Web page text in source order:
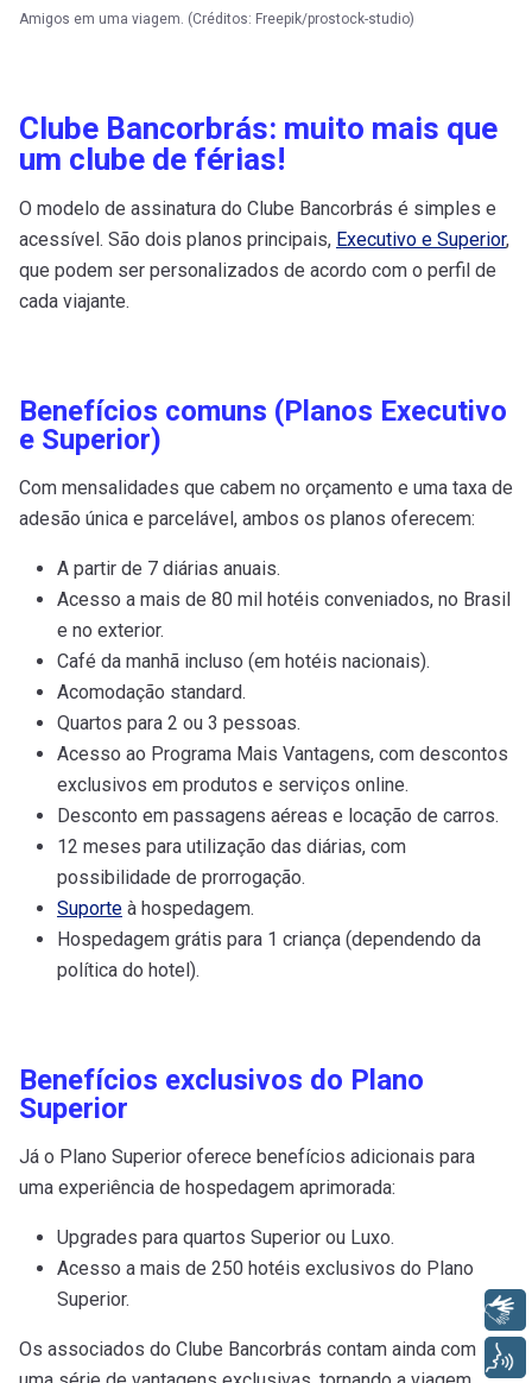
Amigos em uma viagem. (Créditos: Freepik/prostock-studio)
Clube Bancorbrás: muito mais que
um clube de férias!
O modelo de assinatura do Clube Bancorbrás é simples e
acessível. São dois planos principais, Executivo e Superior,
que podem ser personalizados de acordo com o perfil de
cada viajante.
Benefícios comuns (Planos Executivo
e Superior)
Com mensalidades que cabem no orçamento e uma taxa de
adesão única e parcelável, ambos os planos oferecem:
A partir de 7 diárias anuais.
Acesso a mais de 80 mil hotéis conveniados, no Brasil
e no exterior.
Café da manhã incluso (em hotéis nacionais).
Acomodação standard.
Quartos para 2 ou 3 pessoas.
Acesso ao Programa Mais Vantagens, com descontos
exclusivos em produtos e serviços online.
Desconto em passagens aéreas e locação de carros.
12 meses para utilização das diárias, com
possibilidade de prorrogação.
Suporte à hospedagem.
Hospedagem grátis para 1 criança (dependendo da
política do hotel).
Benefícios exclusivos do Plano
Superior
Já o Plano Superior oferece benefícios adicionais para
uma experiência de hospedagem aprimorada:
Upgrades para quartos Superior ou Luxo.
Acesso a mais de 250 hotéis exclusivos do Plano
Superior.
Os associados do Clube Bancorbrás contam ainda com
Voz